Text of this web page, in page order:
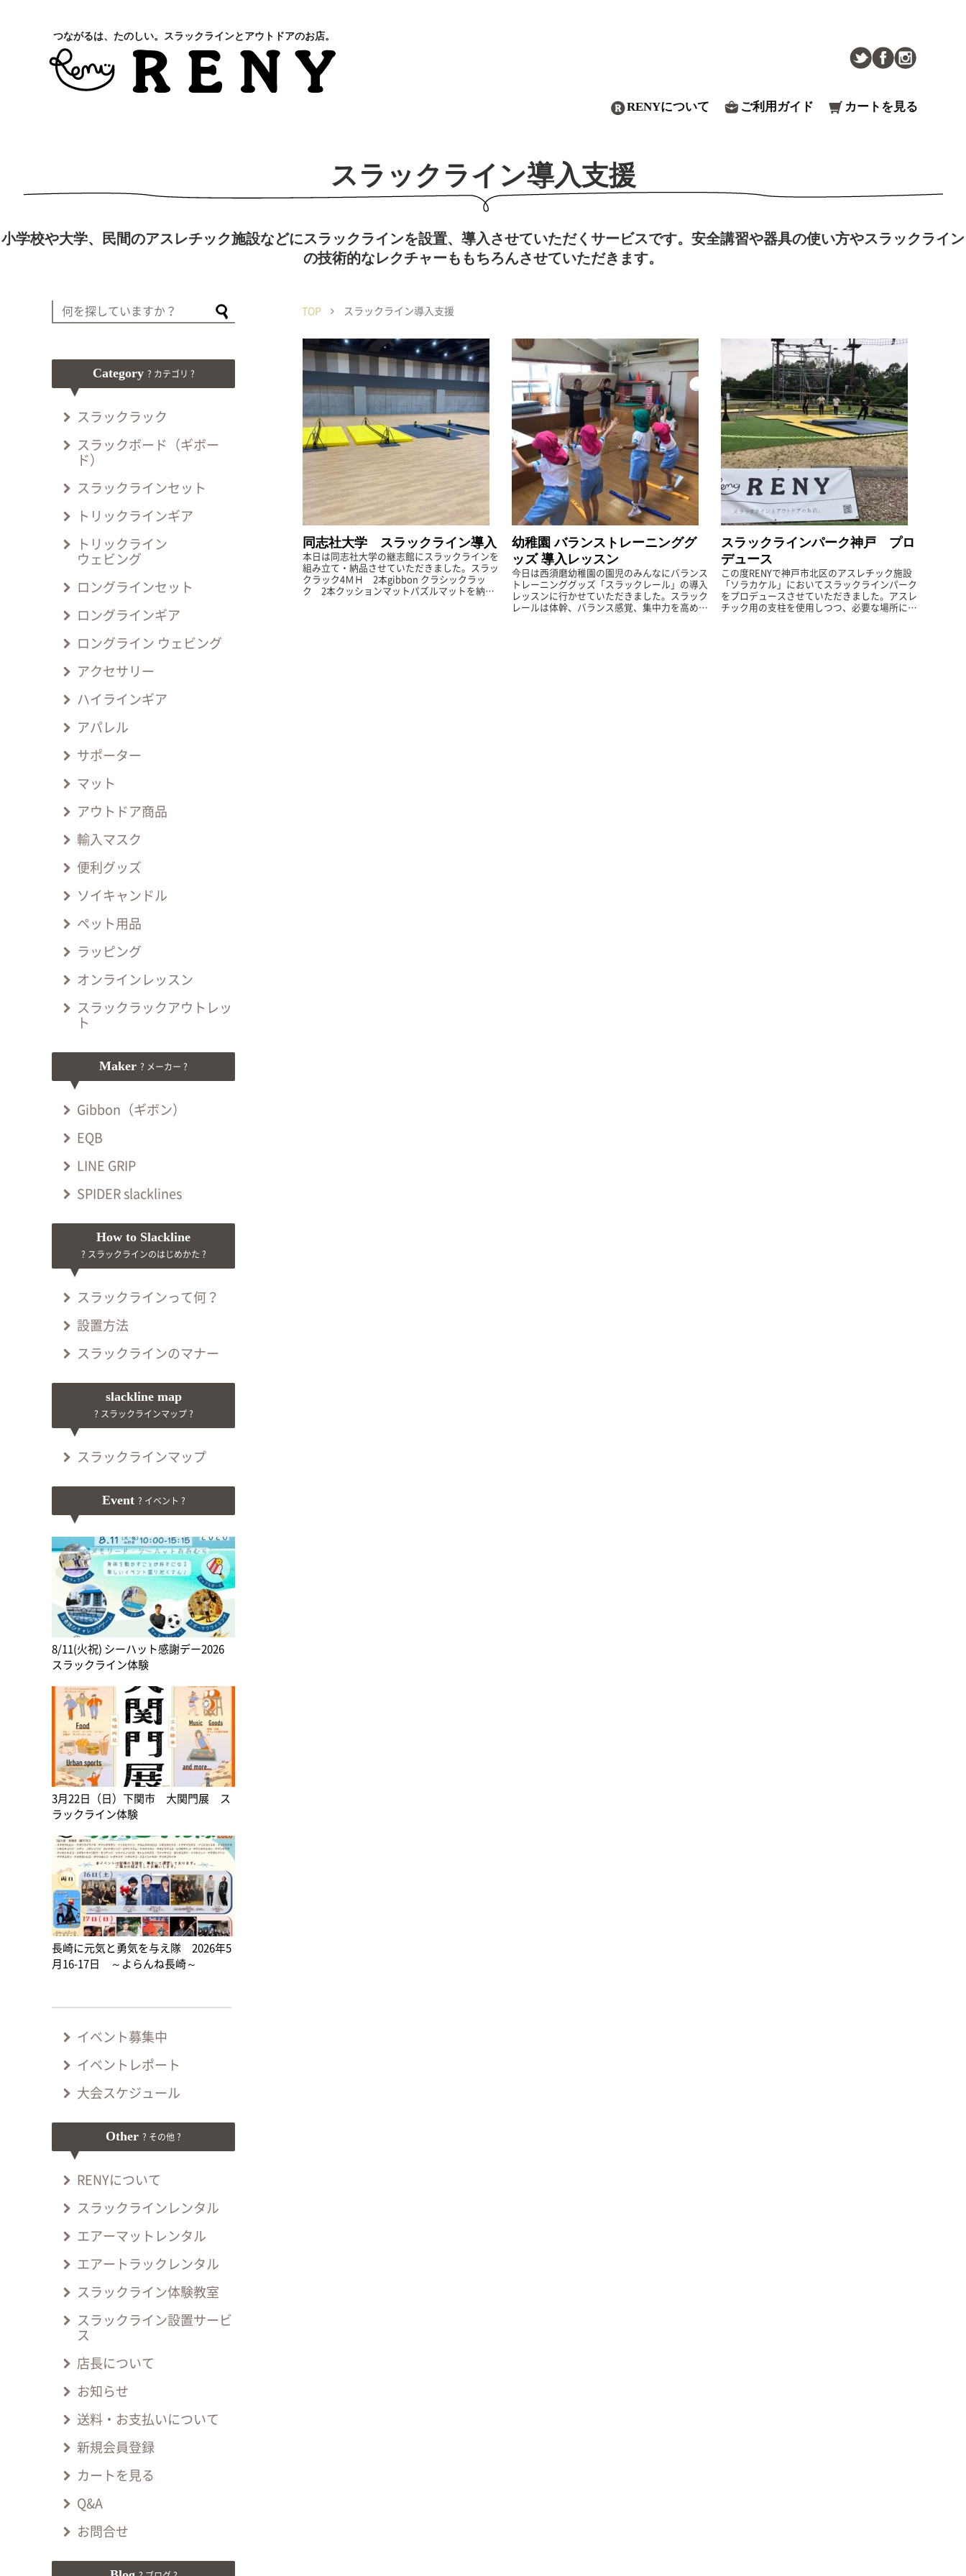
つながるは、たのしい。スラックラインとアウトドアのお店。
カートを見る
ご利用ガイド
RENYについて
スラックライン導入支援
小学校や大学、民間のアスレチック施設などにスラックラインを設置、導入させていただくサービスです。安全講習や器具の使い方やスラックライン
の技術的なレクチャーももちろんさせていただきます。
TOP スラックライン導入支援
同志社大学 スラックライン導入
本日は同志社大学の継志館にスラックラインを
組み立て・納品させていただきました。スラッ
クラック4ＭＨ 2本gibbon クラシックラッ
ク 2本クッションマットパズルマットを納品
幼稚園 バランストレーニンググ
ッズ 導入レッスン
今日は西須磨幼稚園の園児のみんなにバランス
トレーニンググッズ「スラックレール」の導入
レッスンに行かせていただきました。スラック
レールは体幹、バランス感覚、集中力を高める
スラックラインパーク神戸 プロ
デュース
この度RENYで神戸市北区のアスレチック施設
「ソラカケル」においてスラックラインパーク
をプロデュースさせていただきました。アスレ
チック用の支柱を使用しつつ、必要な場所には
Category ? カテゴリ ?
スラックラック
スラックボード（ギボー
ド）
スラックラインセット
トリックラインギア
トリックライン
ウェビング
ロングラインセット
ロングラインギア
ロングライン ウェビング
アクセサリー
ハイラインギア
アパレル
サポーター
マット
アウトドア商品
輸入マスク
便利グッズ
ソイキャンドル
ペット用品
ラッピング
オンラインレッスン
スラックラックアウトレッ
ト
Maker ? メーカー ?
Gibbon（ギボン）
EQB
LINE GRIP
SPIDER slacklines
How to Slackline
? スラックラインのはじめかた ?
スラックラインって何？
設置方法
スラックラインのマナー
slackline map
? スラックラインマップ ?
スラックラインマップ
Event ? イベント ?
8/11(火祝) シーハット感謝デー2026
スラックライン体験
3月22日（日）下関市 大関門展 ス
ラックライン体験
長崎に元気と勇気を与え隊 2026年5
月16-17日 ～よらんね長崎～
イベント募集中
イベントレポート
大会スケジュール
Other ? その他 ?
RENYについて
スラックラインレンタル
エアーマットレンタル
エアートラックレンタル
スラックライン体験教室
スラックライン設置サービ
ス
店長について
お知らせ
送料・お支払いについて
新規会員登録
カートを見る
Q&A
お問合せ